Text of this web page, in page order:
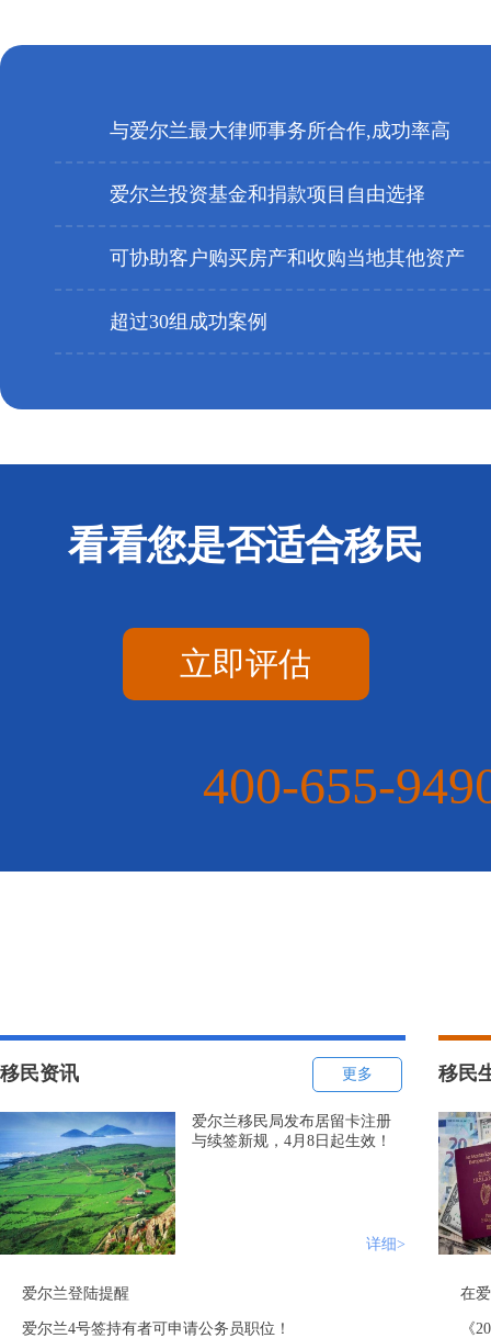
与爱尔兰最大律师事务所合作,成功率高
爱尔兰投资基金和捐款项目自由选择
可协助客户购买房产和收购当地其他资产
超过30组成功案例
看看您是否适合移民
立即评估
400-655-
移民资讯 更多
爱尔兰移民局发布居留卡注册
与续签新规，4月8日起生效！
详细>
爱尔兰登陆提醒
爱尔兰4号签持有者可申请公务员职位！
移民
在